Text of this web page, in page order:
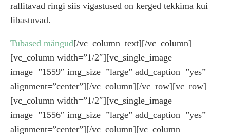
rallitavad ringi siis vigastused on kerged tekkima kui
libastuvad.
Tubased mängud[/vc_column_text][/vc_column]
[vc_column width=”1/2″][vc_single_image
image=”1559″ img_size=”large” add_caption=”yes”
alignment=”center”][/vc_column][/vc_row][vc_row]
[vc_column width=”1/2″][vc_single_image
image=”1556″ img_size=”large” add_caption=”yes”
alignment=”center”][/vc_column][vc_column